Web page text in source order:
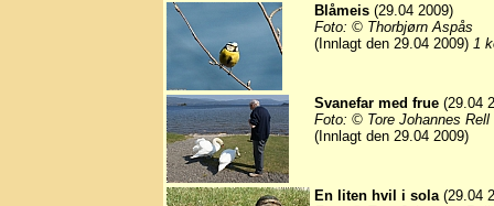
Blåmeis (29.04 2009)
Foto: © Thorbjørn Aspås
(Innlagt den 29.04 2009) 1
Svanefar med frue (29.04
Foto: © Tore Johannes Rell
(Innlagt den 29.04 2009)
En liten hvil i sola(29.04